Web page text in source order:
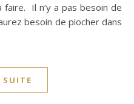
Il n’y a pas besoin de
besoin de piocher dans
SUITE